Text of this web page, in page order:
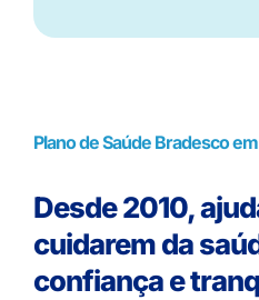
Plano de Saúde Bradesco
Desde 2010,
cuidarem da
confiança e